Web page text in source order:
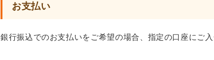
お支払い
銀行振込でのお支払いをご希望の場合、指定の口座にご入